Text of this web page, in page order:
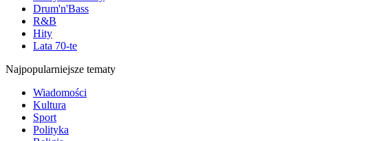
Drum'n'Bass
R&B
Hity
Lata 70-te
Najpopularniejsze tematy
Wiadomości
Kultura
Sport
Polityka